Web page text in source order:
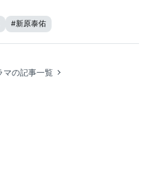
#新原泰佑
マの記事一覧